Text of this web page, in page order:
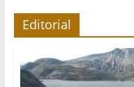
Editorial